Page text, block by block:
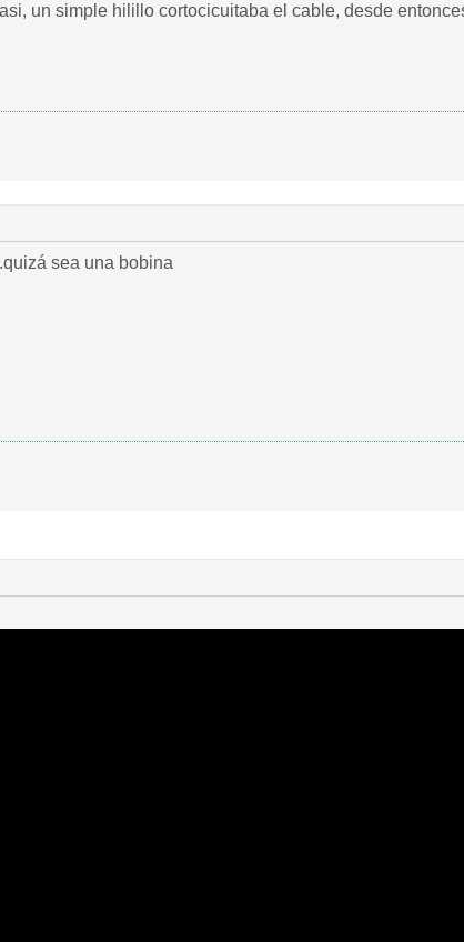
un simple hilillo cortocicuitaba el cable, desde
sea una bobina